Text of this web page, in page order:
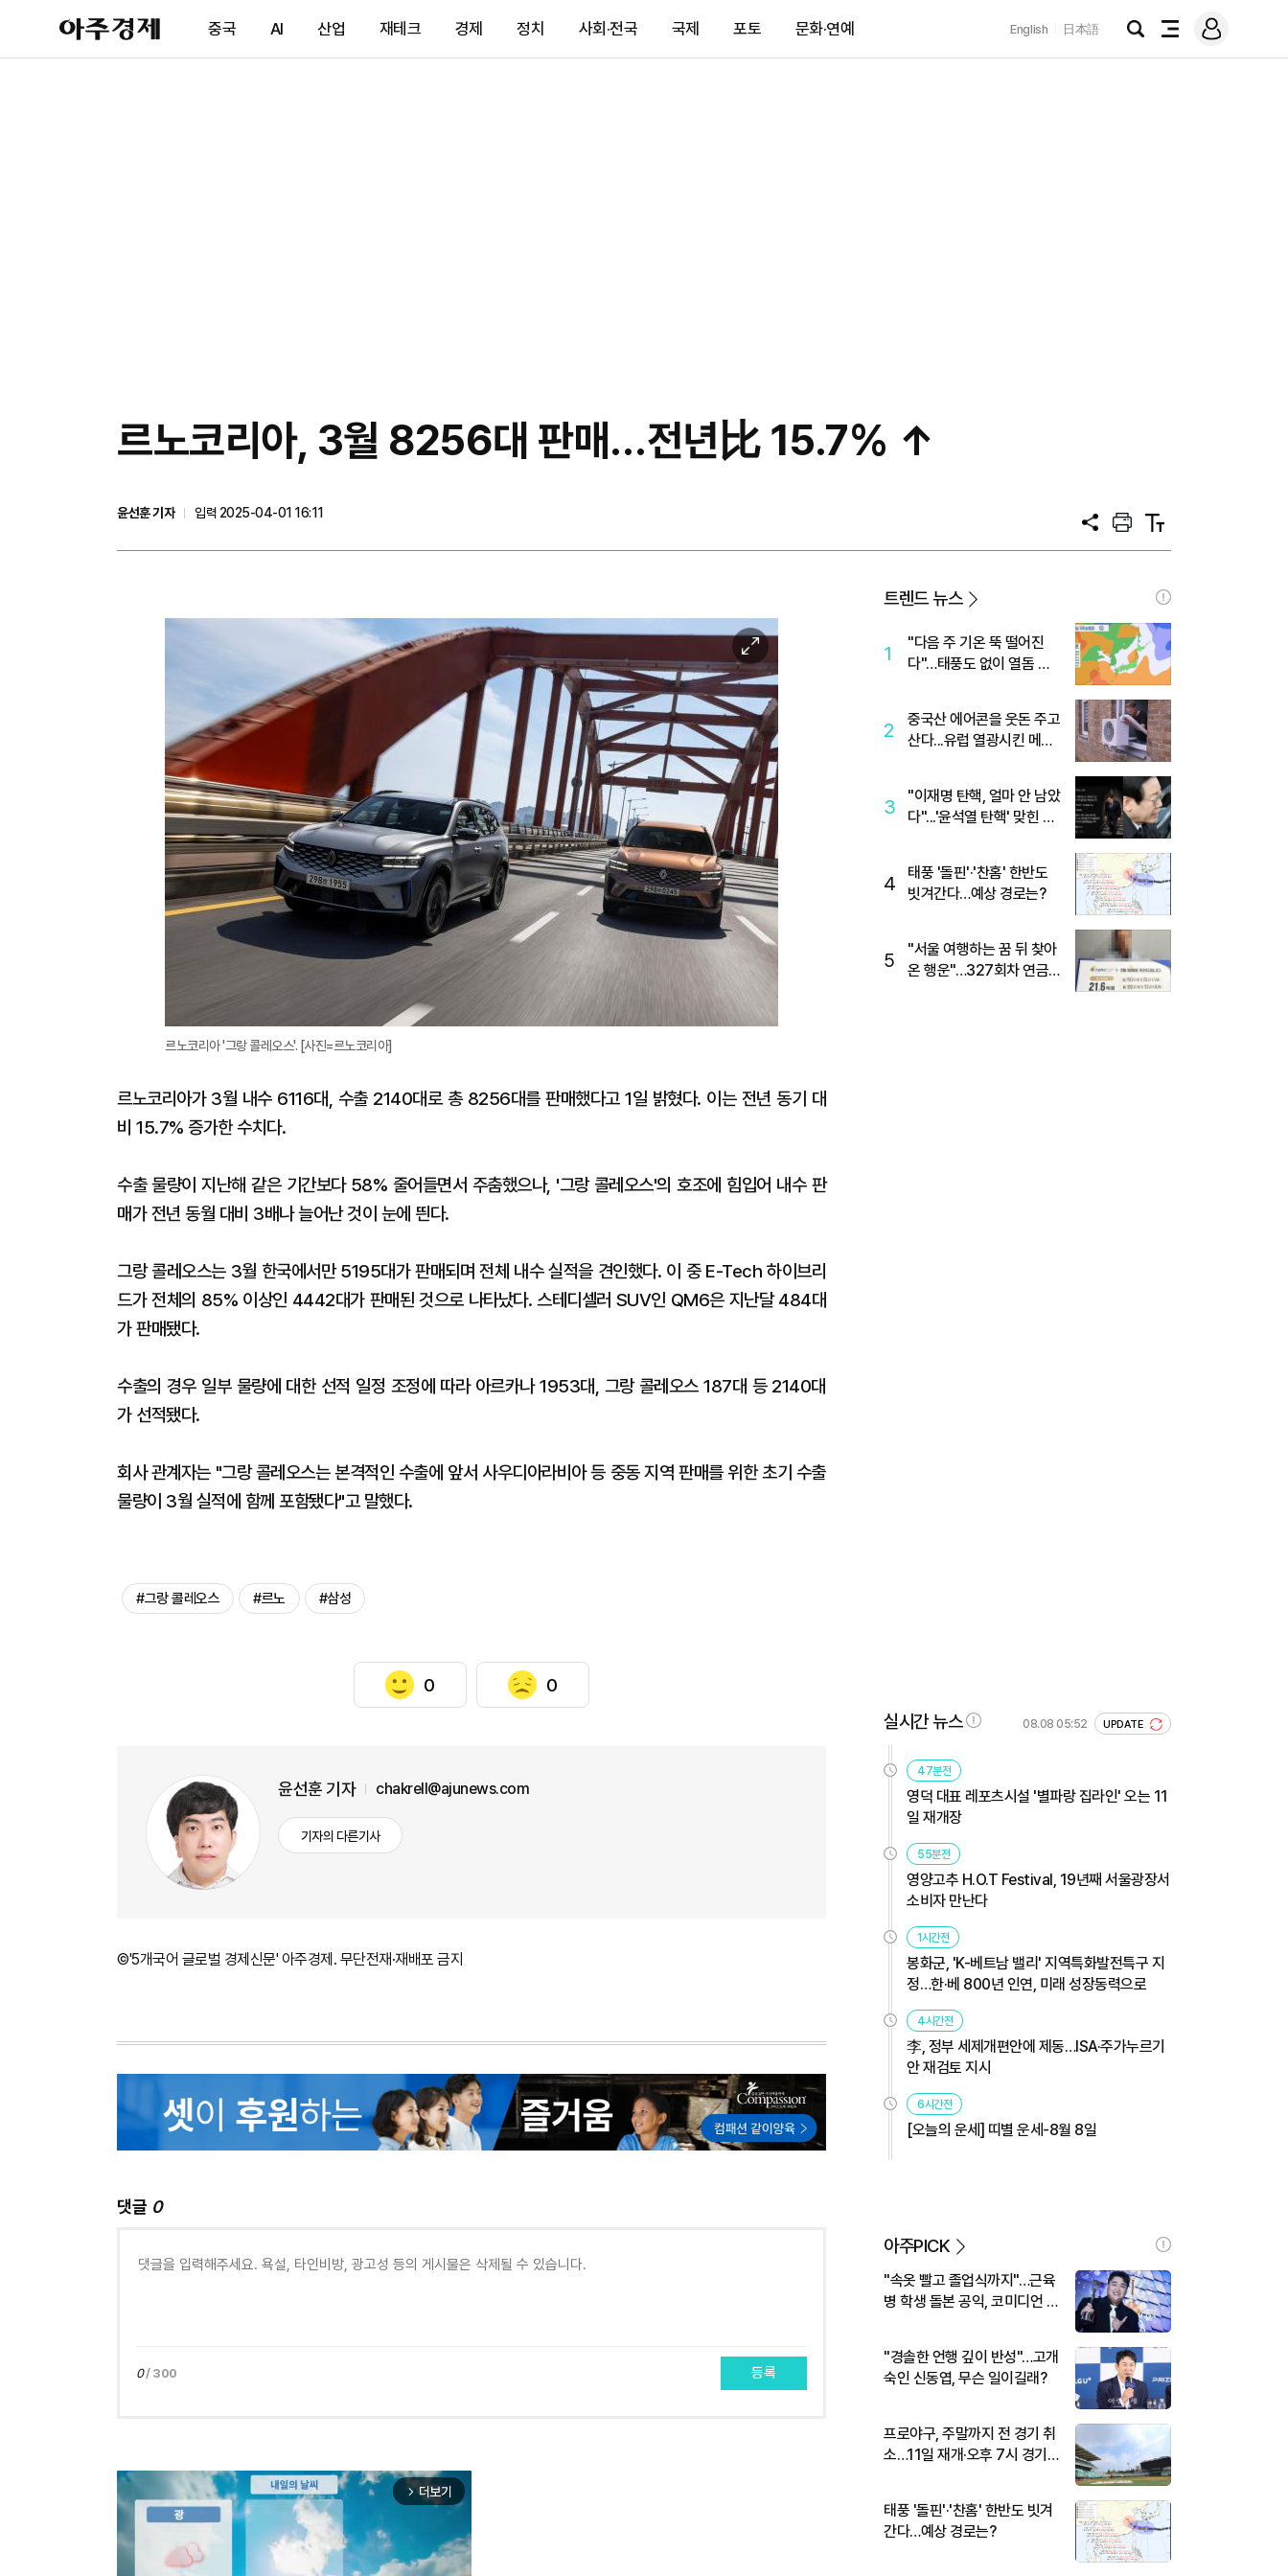
아
주
제
중국 AI 산업 재테크 경제 정치 사회·전국 국제 포토 문화·연예 English 日本語
검
전
메
그
르노코리아, 3월 8256대 판매…전년比 15.7% ↑
윤선훈 기자
입력 2025-04-01 16:11
공
프
트
텍
트
이
미
지
확
대
르노코리아 '그랑 콜레오스'. [사진=르노코리아]
르노코리아가 3월 내수 6116대, 수출 2140대로 총 8256대를 판매했다고 1일 밝혔다. 이는 전년 동기 대
비 15.7% 증가한 수치다.
수출 물량이 지난해 같은 기간보다 58% 줄어들면서 주춤했으나, '그랑 콜레오스'의 호조에 힘입어 내수 판
매가 전년 동월 대비 3배나 늘어난 것이 눈에 띈다.
그랑 콜레오스는 3월 한국에서만 5195대가 판매되며 전체 내수 실적을 견인했다. 이 중 E-Tech 하이브리
드가 전체의 85% 이상인 4442대가 판매된 것으로 나타났다. 스테디셀러 SUV인 QM6은 지난달 484대
가 판매됐다.
수출의 경우 일부 물량에 대한 선적 일정 조정에 따라 아르카나 1953대, 그랑 콜레오스 187대 등 2140대
가 선적됐다.
회사 관계자는 "그랑 콜레오스는 본격적인 수출에 앞서 사우디아라비아 등 중동 지역 판매를 위한 초기 수출
물량이 3월 실적에 함께 포함됐다"고 말했다.
#그랑 콜레오스 #르노 #삼성
0 0
윤선훈 기자 chakrell@ajunews.com
기자의 다른기사
©'5개국어 글로벌 경제신문' 아주경제. 무단전재·재배포 금지
댓글 0
0/ 300 등록
arrow_forward_ios 더보기
트렌드 뉴스
1
"다음 주 기온 뚝 떨어진
다"…태풍도 없이 열돔 박
2
중국산 에어콘을 웃돈 주고
산다...유럽 열광시킨 메이
3
"이재명 탄핵, 얼마 안 남았
다"...'윤석열 탄핵' 맞힌 무
4
태풍 '돌핀'·'찬홈' 한반도
빗겨간다…예상 경로는?
5
"서울 여행하는 꿈 뒤 찾아
온 행운"…327회차 연금
실시간 뉴스 08.08 05:52 UPDATE
47분전
영덕 대표 레포츠시설 '별파랑 집라인' 오는 11
일 재개장
55분전
영양고추 H.O.T Festival, 19년째 서울광장서
소비자 만난다
1시간전
봉화군, 'K-베트남 밸리' 지역특화발전특구 지
정…한·베 800년 인연, 미래 성장동력으로
4시간전
李, 정부 세제개편안에 제동…ISA·주가누르기
안 재검토 지시
6시간전
[오늘의 운세] 띠별 운세-8월 8일
아주PICK
"속옷 빨고 졸업식까지"…근육
병 학생 돌본 공익, 코미디언 김
"경솔한 언행 깊이 반성"…고개
숙인 신동엽, 무슨 일이길래?
프로야구, 주말까지 전 경기 취
소…11일 재개·오후 7시 경기
태풍 '돌핀'·'찬홈' 한반도 빗겨
간다…예상 경로는?